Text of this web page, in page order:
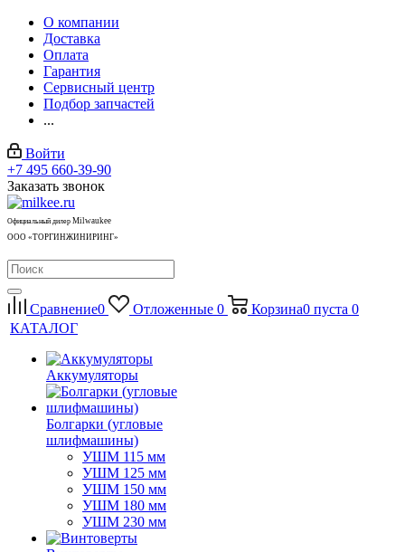
О компании
Доставка
Оплата
Гарантия
Сервисный центр
Подбор запчастей
...
Войти
+7 495 660-39-90
Заказать звонок
Официальный дилер Milwaukee
ООО «ТОРГИНЖИНИРИНГ»
Сравнение0 Отложенные 0 Корзина0 пуста 0
КАТАЛОГ
Аккумуляторы
Болгарки (угловые
шлифмашины)
УШМ 115 мм
УШМ 125 мм
УШМ 150 мм
УШМ 180 мм
УШМ 230 мм